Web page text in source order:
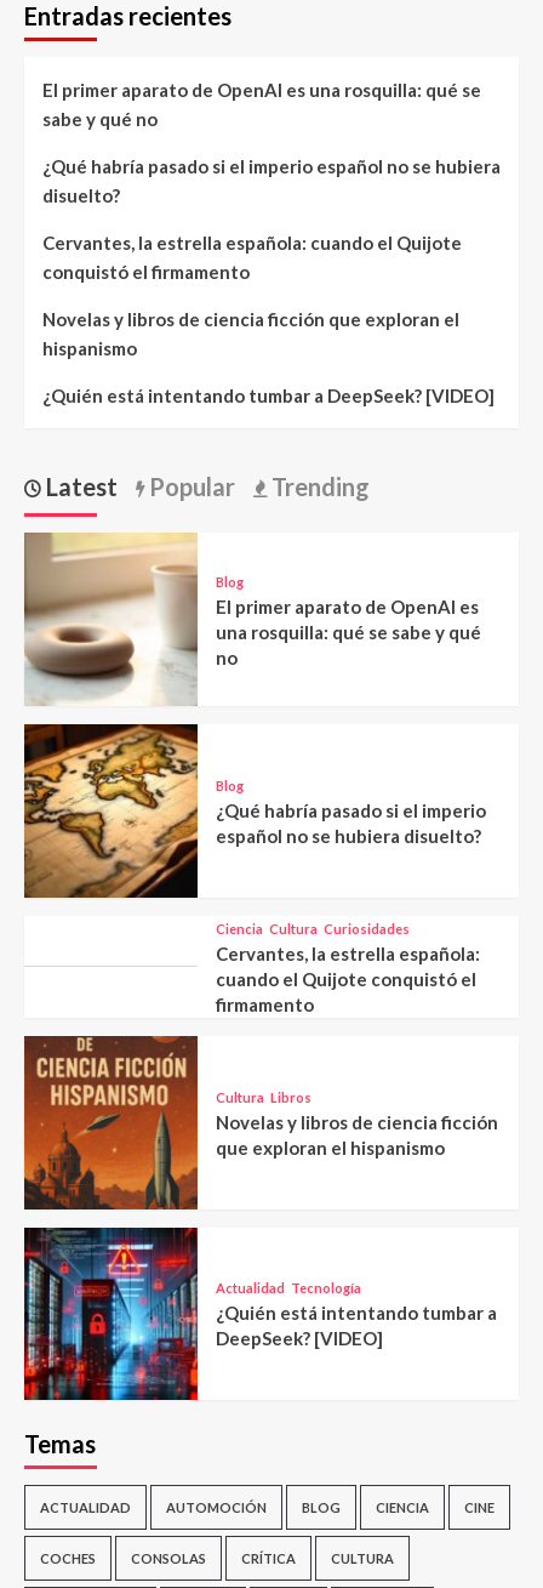
Entradas recientes
El primer aparato de OpenAI es una rosquilla: qué se
sabe y qué no
¿Qué habría pasado si el imperio español no se hubiera
disuelto?
Cervantes, la estrella española: cuando el Quijote
conquistó el firmamento
Novelas y libros de ciencia ficción que exploran el
hispanismo
¿Quién está intentando tumbar a DeepSeek? [VIDEO]
Latest Popular Trending
Blog
El primer aparato de OpenAI es
una rosquilla: qué se sabe y qué
no
Blog
¿Qué habría pasado si el imperio
español no se hubiera disuelto?
Ciencia Cultura Curiosidades
Cervantes, la estrella española:
cuando el Quijote conquistó el
firmamento
Cultura Libros
Novelas y libros de ciencia ficción
que exploran el hispanismo
Actualidad Tecnología
¿Quién está intentando tumbar a
DeepSeek? [VIDEO]
Temas
ACTUALIDAD AUTOMOCIÓN BLOG CIENCIA CINE
COCHES CONSOLAS CRÍTICA CULTURA